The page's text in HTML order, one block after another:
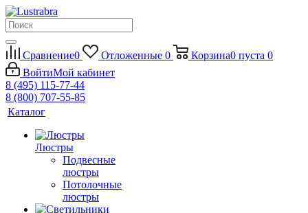
Сравнение0 Отложенные 0 Корзина0 пуста 0
ВойтиМой кабинет
8 (495) 115-77-44
8 (800) 707-55-85
Каталог
Люстры
Подвесные
люстры
Потолочные
люстры